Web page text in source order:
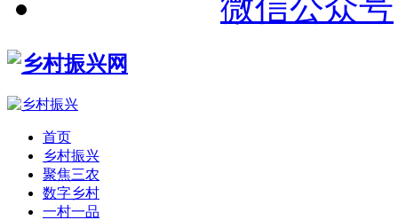
首页
乡村振兴
聚焦三农
数字乡村
一村一品